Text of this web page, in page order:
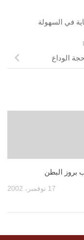
في السهولة
الوداع
بروز البطن
17 نوفمبر، 2002